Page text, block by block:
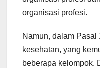
organisasi profesi.
Namun, dalam
kesehatan, yang
beberapa kelompok.